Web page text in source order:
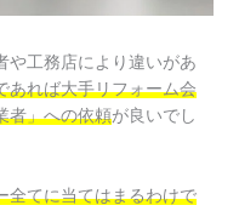
や工務店により違いがあ
あれば大手リフォーム会
者」への依頼が良いでし
全てに当てはまるわけで